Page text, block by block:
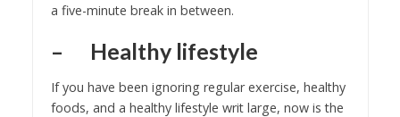
a five-minute break in between.
– Healthy lifestyle
If you have been ignoring regular exercise, healthy
foods, and a healthy lifestyle writ large, now is the